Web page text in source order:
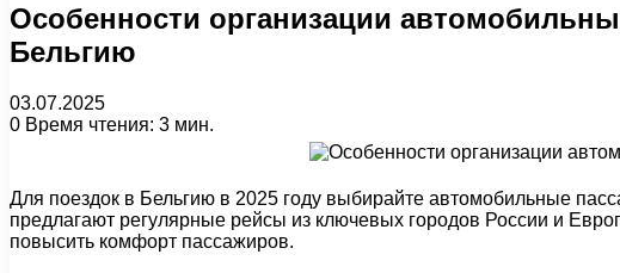
Особенности организации
Бельгию
03.07.2025
0 Время чтения: 3 мин.
Для поездок в Бельгию в 2025 году выбирайте автомобильные
предлагают регулярные рейсы из ключевых городов России и
повысить комфорт пассажиров.